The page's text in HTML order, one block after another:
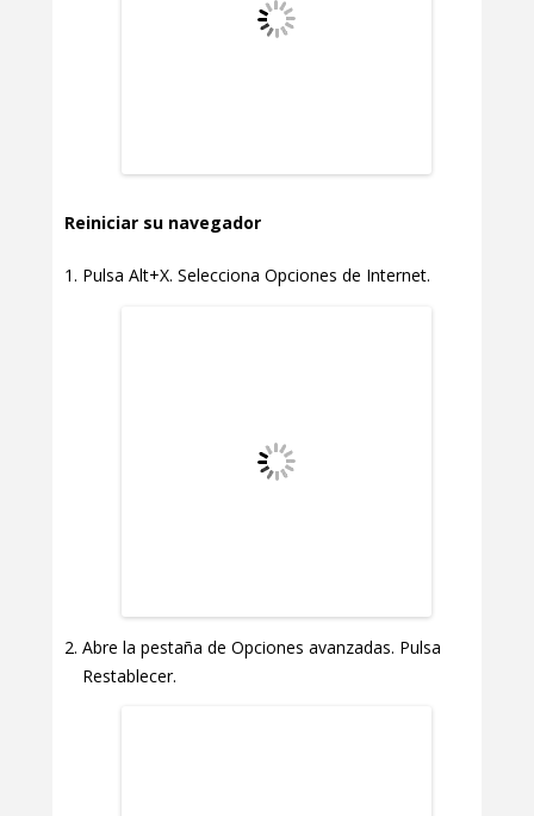
Reiniciar su navegador
Pulsa Alt+X. Selecciona Opciones de Internet.
Abre la pestaña de Opciones avanzadas. Pulsa
Restablecer.